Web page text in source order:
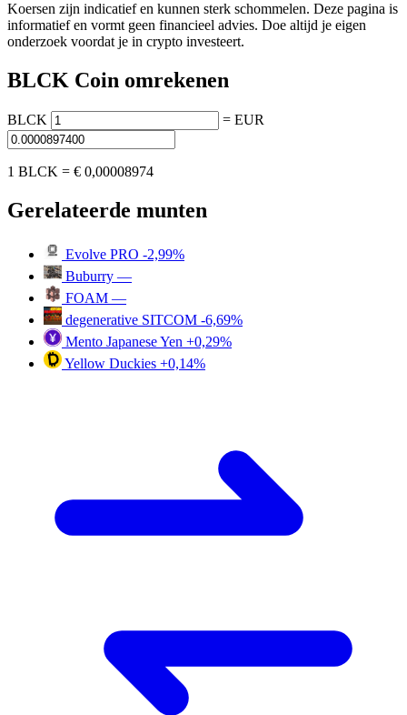
Koersen zijn indicatief en kunnen sterk schommelen. Deze pagina is
informatief en vormt geen financieel advies. Doe altijd je eigen
onderzoek voordat je in crypto investeert.
BLCK Coin omrekenen
BLCK = EUR
1 BLCK = € 0,00008974
Gerelateerde munten
Evolve PRO -2,99%
Buburry —
FOAM —
degenerative SITCOM -6,69%
Mento Japanese Yen +0,29%
Yellow Duckies +0,14%